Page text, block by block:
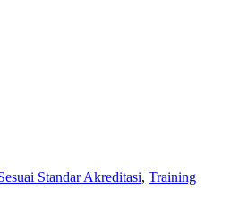
Standar Akreditasi, Training